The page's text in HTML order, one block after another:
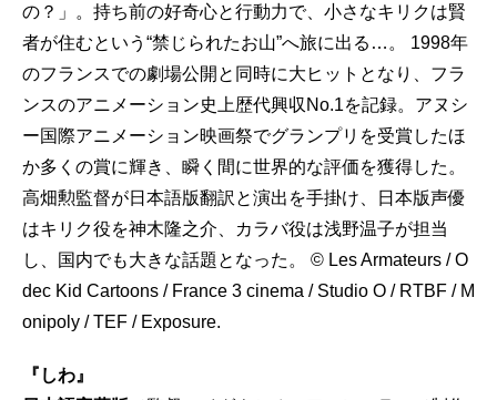
の？」。持ち前の好奇心と行動力で、小さなキリクは賢
者が住むという“禁じられたお山”へ旅に出る…。 1998年
のフランスでの劇場公開と同時に大ヒットとなり、フラ
ンスのアニメーション史上歴代興収No.1を記録。アヌシ
ー国際アニメーション映画祭でグランプリを受賞したほ
か多くの賞に輝き、瞬く間に世界的な評価を獲得した。
高畑勲監督が日本語版翻訳と演出を手掛け、日本版声優
はキリク役を神木隆之介、カラバ役は浅野温子が担当
し、国内でも大きな話題となった。 © Les Armateurs / O
dec Kid Cartoons / France 3 cinema / Studio O / RTBF / M
onipoly / TEF / Exposure.
『しわ』